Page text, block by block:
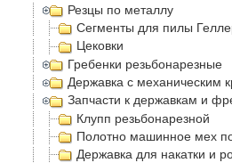
Резцы по металлу
Сегменты для пилы
Цековки
Гребенки резьбонарезные
Державка с механическим
Запчасти к державкам и
Клупп резьбонарезной
Полотно машинное мех
Державка для накатки и